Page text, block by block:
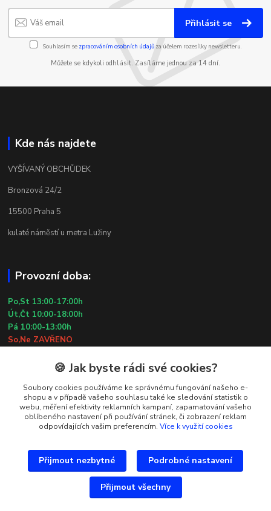
Přihlásit se
Souhlasím se zpracováním osobních údajůza účelem rozesílky newsletteru.
Můžete se kdykoli odhlásit. Zasíláme jednou za 14 dní.
Kde nás najdete
VYŠÍVANÝ OBCHŮDEK
Bronzová 24/2
15500 Praha 5
kulaté náměstí u metra Lužiny
Provozní doba:
Po,St 13:00-17:00h
Út,Čt 10:00-18:00h
Pá 10:00-13:00h
So,Ne ZAVŘENO
Kontakty
Simona Kozová
+420 602 181 001
info@vysivanyobchudek.cz
🍪 Jak byste rádi své cookies?
Soubory cookies používáme ke správnému fungování našeho e-
shopu a v případě vašeho souhlasu také ke sledování statistik o
webu, měření efektivity reklamních kampaní, zapamatování vašeho
oblíbeného nastavení při používání stránek, či zobrazení reklam
odpovídajících vašim preferencím. Více k využití cookies
Přijmout nezbytné Podrobné nastavení
Přijmout všechny